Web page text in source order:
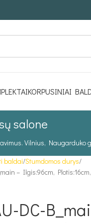
KORPUSINIAI
salone
Vilnius, Naugarduko
baldai Stumdomos durys
– Ilgis:96cm,
DC-